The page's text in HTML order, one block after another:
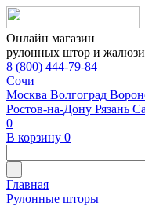
Онлайн магазин
рулонных штор и жалюзи
8 (800) 444-79-84
Сочи
Москва Волгоград
Ростов-на-Дону Рязань
0
В корзину 0
Главная
Рулонные шторы